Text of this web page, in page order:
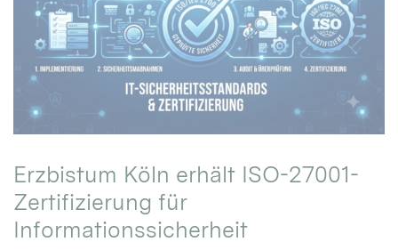
Erzbistum Köln erhält ISO-27001-
Zertifizierung für
Informationssicherheit